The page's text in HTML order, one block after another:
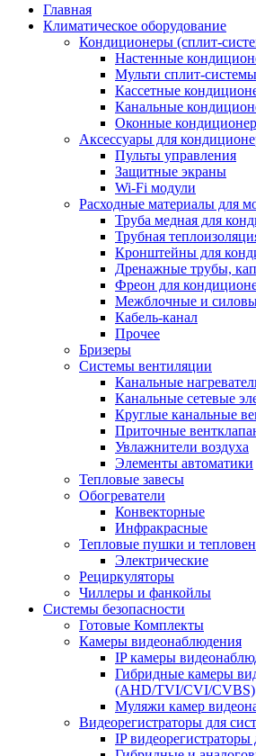
Главная
Климатическое оборудование
Кондиционеры (сплит-
Настенные
Мульти сплит-системы
Кассетные
Канальные
Оконные
Аксессуары для
Пульты управления
Защитные экраны
Wi-Fi модули
Расходные материалы для
Труба медная для
Трубная
Кронштейны для
Дренажные трубы,
Фреон для
Межблочные и
Кабель-канал
Прочее
Бризеры
Системы вентиляции
Канальные
Канальные сетевые
Круглые канальные
Приточные
Увлажнители воздуха
Элементы автоматики
Тепловые завесы
Обогреватели
Конвекторные
Инфракрасные
Тепловые пушки и
Электрические
Рециркуляторы
Чиллеры и фанкойлы
Системы безопасности
Готовые Комплекты
Камеры видеонаблюдения
IP камеры
Гибридные камеры
(AHD/TVI/CVI/CVBS)
Муляжи камер
Видеорегистраторы для
IP